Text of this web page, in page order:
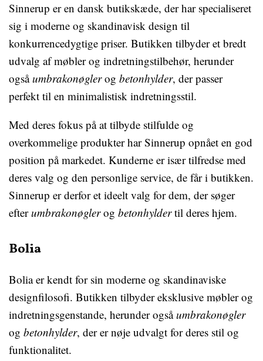
Sinnerup er en dansk butikskæde, der har specialiseret
sig i moderne og skandinavisk design til
konkurrencedygtige priser. Butikken tilbyder et bredt
udvalg af møbler og indretningstilbehør, herunder
ogsåumbrakonøglerog betonhylder, der passer
perfekt til en minimalistisk indretningsstil.
Med deres fokus på at tilbyde stilfulde og
overkommelige produkter har Sinnerup opnået en god
position på markedet. Kunderne er især tilfredse med
deres valg og den personlige service, de får i butikken.
Sinnerup er derfor et ideelt valg for dem, der søger
efterumbrakonøglerog betonhyldertil deres hjem.
Bolia
Bolia er kendt for sin moderne og skandinaviske
designfilosofi. Butikken tilbyder eksklusive møbler og
indretningsgenstande, herunder ogsåumbrakonøgler
og betonhylder, der er nøje udvalgt for deres stil og
funktionalitet.